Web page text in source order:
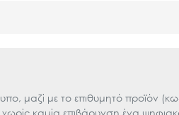
μαζί με το επιθυμητό προϊόν